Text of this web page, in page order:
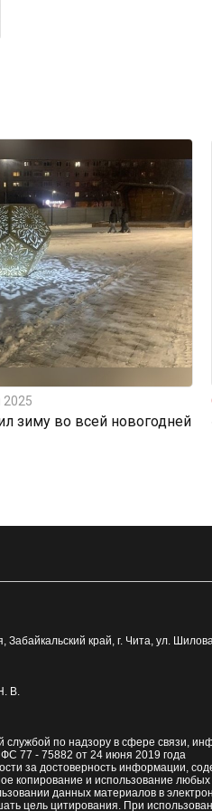
2025
зиму во всей новогодней
Забайкальский край, г. Чита, ул.
В.
службой по надзору в сфере связи,
77 - 75882 от 24 июня 2019 года
за достоверность информации,
копирование и использование
данных материалов в
цель цитирования. При